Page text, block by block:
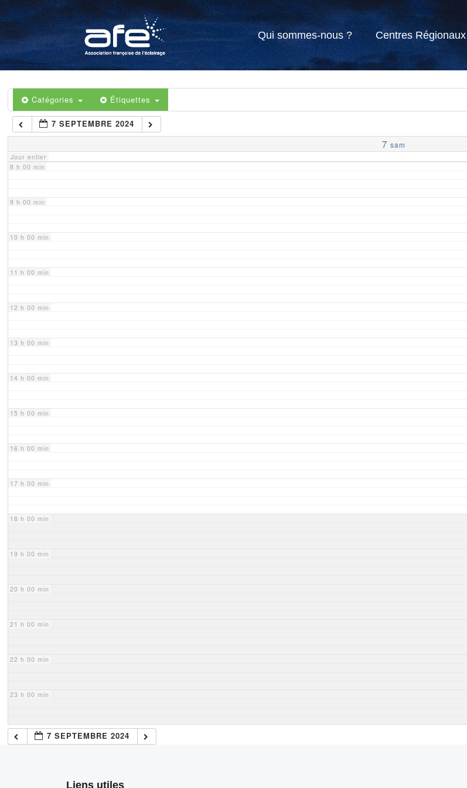
Qui sommes-nous ? Centres Régionaux
Catégories Étiquettes
7 SEPTEMBRE 2024
7 sam
Jour entier
4 h 00 min
5 h 00 min
6 h 00 min
7 h 00 min
8 h 00 min
9 h 00 min
10 h 00 min
11 h 00 min
12 h 00 min
13 h 00 min
14 h 00 min
15 h 00 min
16 h 00 min
17 h 00 min
18 h 00 min
19 h 00 min
20 h 00 min
21 h 00 min
22 h 00 min
23 h 00 min
7 SEPTEMBRE 2024
Liens utiles